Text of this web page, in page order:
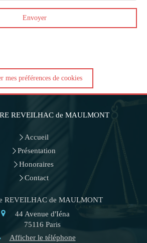
Envoyer
mes préférences de cookies
REVEILHAC de MAULMONT
Accueil
Présentation
Honoraires
Contact
REVEILHAC de MAULMONT
44 Avenue d'Iéna
75116 Paris
Afficher le téléphone